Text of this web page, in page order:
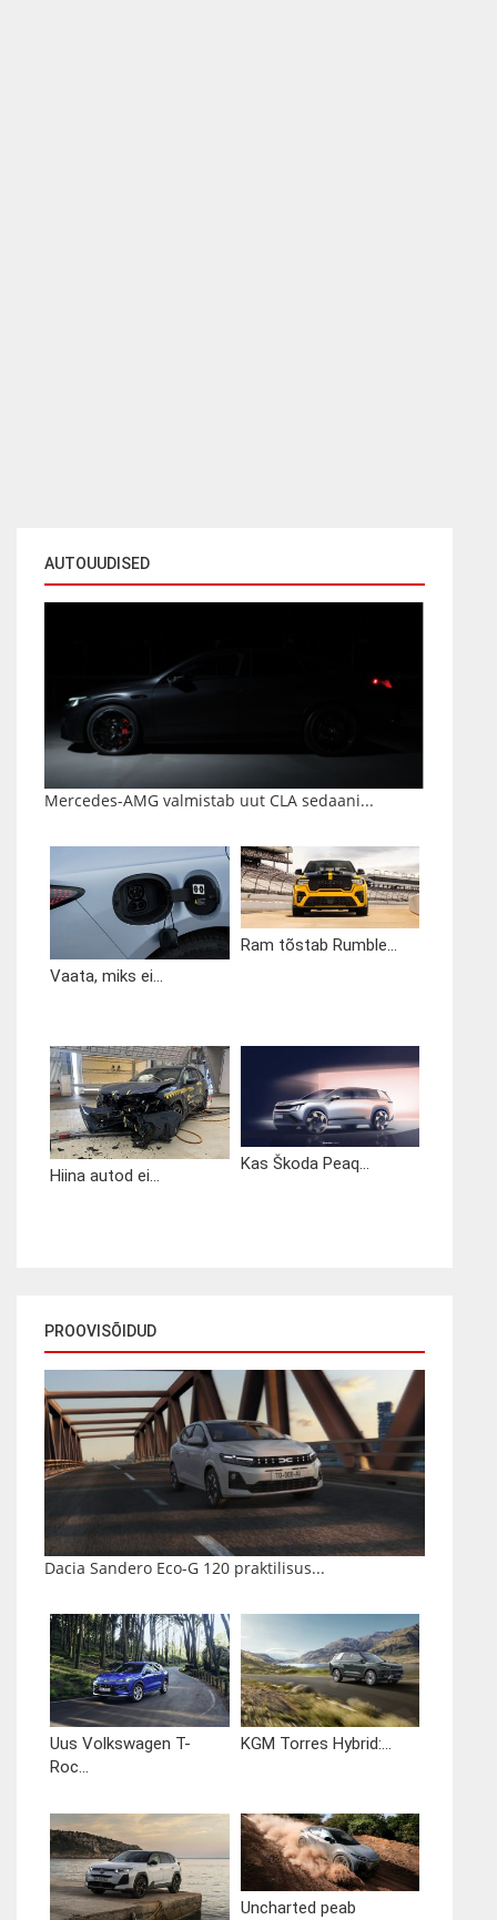
AUTOUUDISED
Mercedes-AMG valmistab uut CLA sedaani...
Vaata, miks ei...
Ram tõstab Rumble...
Hiina autod ei...
Kas Škoda Peaq...
PROOVISÕIDUD
Dacia Sandero Eco-G 120 praktilisus...
Uus Volkswagen T-
Roc...
KGM Torres Hybrid:...
Uncharted peab